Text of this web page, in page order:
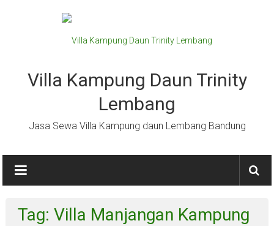
Villa Kampung Daun Trinity
Lembang
Jasa Sewa Villa Kampung daun Lembang Bandung
Tag: Villa Manjangan Kampung